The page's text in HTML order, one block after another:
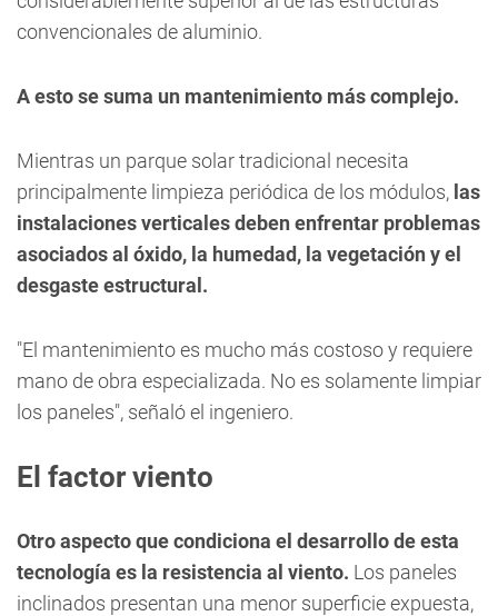
convencionales de aluminio.
A esto se suma un mantenimiento más complejo.
Mientras un parque solar tradicional necesita
principalmente limpieza periódica de los módulos, las
instalaciones verticales deben enfrentar problemas
asociados al óxido, la humedad, la vegetación y el
desgaste estructural.
"El mantenimiento es mucho más costoso y requiere
mano de obra especializada. No es solamente limpiar
los paneles", señaló el ingeniero.
El factor viento
Otro aspecto que condiciona el desarrollo de esta
tecnología es la resistencia al viento. Los paneles
inclinados presentan una menor superficie expuesta,